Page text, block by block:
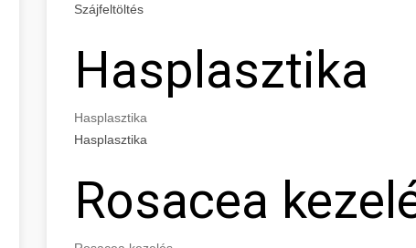
Szájfeltöltés
Hasplasztika
Hasplasztika
Hasplasztika
Rosacea